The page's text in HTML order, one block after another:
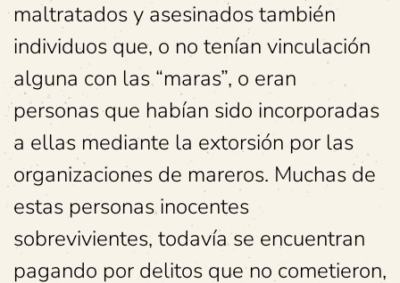
maltratados y asesinados también
individuos que, o no tenían vinculación
alguna con las “maras”, o eran
personas que habían sido incorporadas
a ellas mediante la extorsión por las
organizaciones de mareros. Muchas de
estas personas inocentes
sobrevivientes, todavía se encuentran
pagando por delitos que no cometieron,